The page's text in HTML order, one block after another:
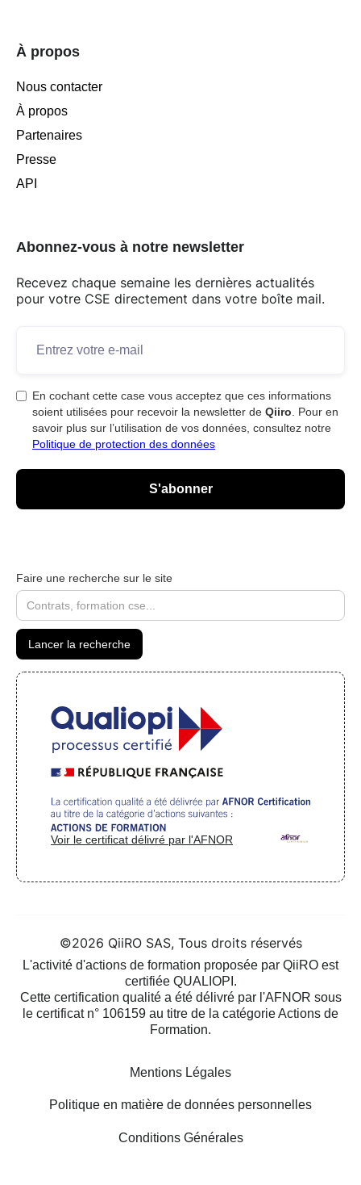
À propos
Nous contacter
À propos
Partenaires
Presse
API
Abonnez-vous à notre newsletter
Recevez chaque semaine les dernières actualités
pour votre CSE directement dans votre boîte mail.
En cochant cette case vous acceptez que ces informations
soient utilisées pour recevoir la newsletter de Qiiro. Pour en
savoir plus sur l’utilisation de vos données, consultez notre
Politique de protection des données
Faire une recherche sur le site
Voir le certificat délivré par l'AFNOR
©2026 QiiRO SAS, Tous droits réservés
L'activité d'actions de formation proposée par QiiRO est
certifiée QUALIOPI.
Cette certification qualité a été délivré par l'AFNOR sous
le certificat n° 106159 au titre de la catégorie Actions de
Formation.
Mentions Légales
Politique en matière de données personnelles
Conditions Générales